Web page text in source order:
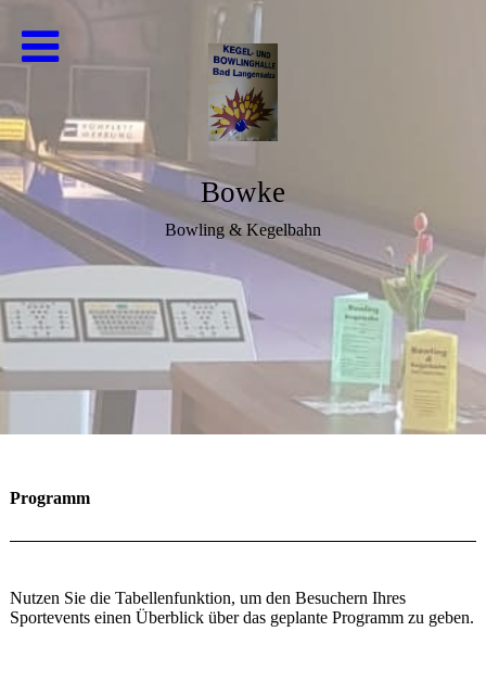
Programm
Nutzen Sie die Tabellenfunktion, um den Besuchern Ihres
Sportevents einen Überblick über das geplante Programm zu geben.
Bowke
Bowling & Kegelbahn